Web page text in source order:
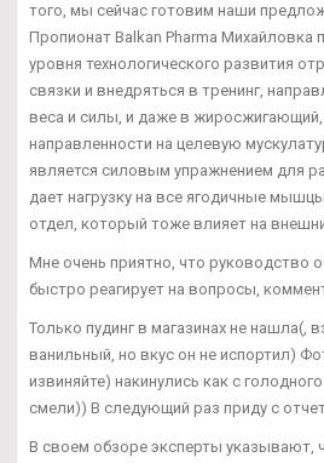
того, мы сейчас готовим наши
Пропионат Balkan Pharma Михайловка
уровня технологического развития
связки и внедряться в тренинг,
веса и силы, и даже в жиросжигающий,
направленности на целевую
является силовым упражнением для
дает нагрузку на все ягодичные
отдел, который тоже влияет на
Мне очень приятно, что руководство
быстро реагирует на вопросы,
Только пудинг в магазинах не нашла(,
ванильный, но вкус он не испортил)
извиняйте) накинулись как с
смели)) В следующий раз приду с
В своем обзоре эксперты указывают,